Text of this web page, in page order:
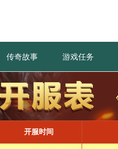
传奇故事 游戏任务
开服时间